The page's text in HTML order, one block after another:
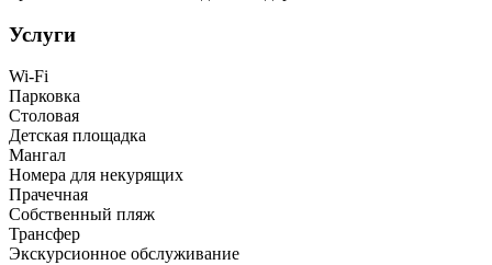
Услуги
Wi-Fi
Парковка
Столовая
Детская площадка
Мангал
Номера для некурящих
Прачечная
Собственный пляж
Трансфер
Экскурсионное обслуживание